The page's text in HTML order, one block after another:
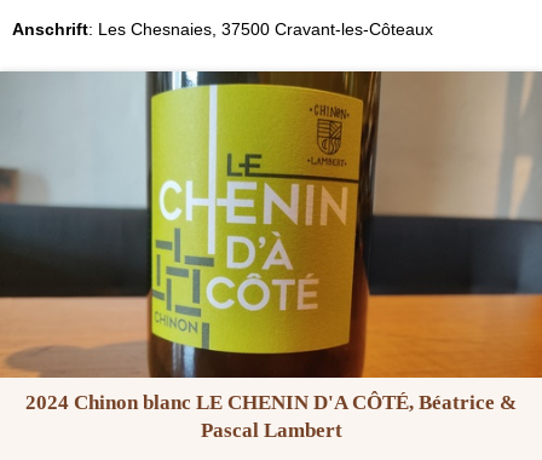
Anschrift: Les Chesnaies, 37500 Cravant-les-Côteaux
2024 Chinon blanc LE CHENIN D'A CÔTÉ, Béatrice &
Pascal Lambert